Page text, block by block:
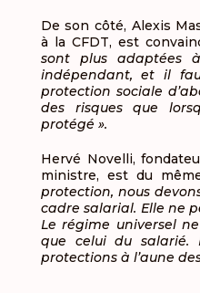
De son côté, Alexis
à la CFDT, est
sont plus adaptées
indépendant, et il
protection sociale
des risques que
protégé ».
Hervé Novelli,
ministre, est du
protection, nous
cadre salarial. Elle ne
Le régime universel
que celui du salarié.
protections à l’aune